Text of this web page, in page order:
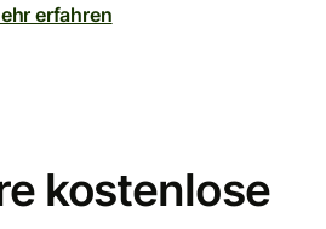
erfahren
kostenlose